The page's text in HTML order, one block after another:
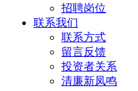
招聘岗位
联系我们
联系方式
留言反馈
投资者关系
清廉新凤鸣